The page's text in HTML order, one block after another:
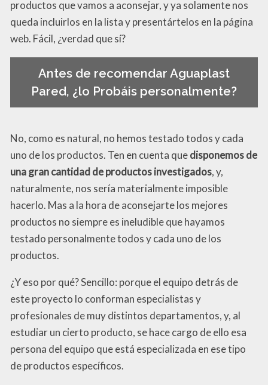
productos que vamos a aconsejar, y ya solamente nos
queda incluirlos en la lista y presentártelos en la página
web. Fácil, ¿verdad que sí?
Antes de recomendar Aguaplast
Pared, ¿lo Probáis personalmente?
No, como es natural, no hemos testado todos y cada
uno de los productos. Ten en cuenta quedisponemos de
una gran cantidad de productos investigados, y,
naturalmente, nos sería materialmente imposible
hacerlo. Mas a la hora de aconsejarte los mejores
productos no siempre es ineludible que hayamos
testado personalmente todos y cada uno de los
productos.
¿Y eso por qué? Sencillo: porque el equipo detrás de
este proyecto lo conforman especialistas y
profesionales de muy distintos departamentos, y, al
estudiar un cierto producto, se hace cargo de ello esa
persona del equipo que está especializada en ese tipo
de productos específicos.